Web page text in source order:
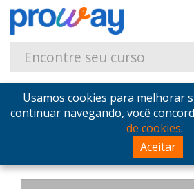
Usamos cookies para melhorar
continuar navegando, você
de cookies.
Aceitar
Home Blog Postagens de
Postagens de
2016 no Blog -